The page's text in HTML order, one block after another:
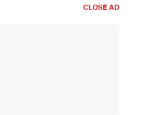
CLOSE AD